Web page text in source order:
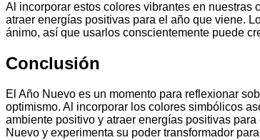
Al incorporar estos colores vibrantes en
atraer energías positivas para el año que viene.
ánimo, así que usarlos conscientemente puede
Conclusión
El Año Nuevo es un momento para reflexionar
optimismo. Al incorporar los colores simbólicos
ambiente positivo y atraer energías positivas
Nuevo y experimenta su poder transformador